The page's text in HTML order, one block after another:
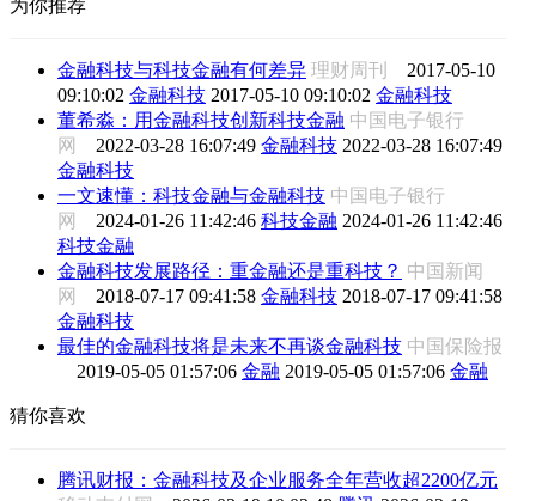
为你推荐
金融科技与科技金融有何差异 理财周刊 2017-05-10
09:10:02 金融科技 2017-05-10 09:10:02 金融科技
董希淼：用金融科技创新科技金融 中国电子银行
网 2022-03-28 16:07:49 金融科技 2022-03-28 16:07:49
金融科技
一文速懂：科技金融与金融科技 中国电子银行
网 2024-01-26 11:42:46 科技金融 2024-01-26 11:42:46
科技金融
金融科技发展路径：重金融还是重科技？ 中国新闻
网 2018-07-17 09:41:58 金融科技 2018-07-17 09:41:58
金融科技
最佳的金融科技将是未来不再谈金融科技 中国保险报
2019-05-05 01:57:06 金融 2019-05-05 01:57:06 金融
猜你喜欢
腾讯财报：金融科技及企业服务全年营收超2200亿元